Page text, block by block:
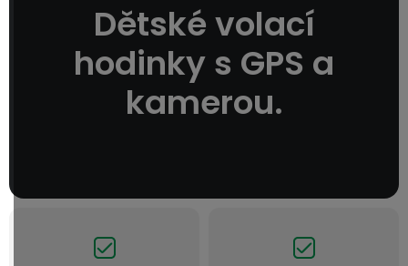
Dětské volací
hodinky s GPS a
kamerou.